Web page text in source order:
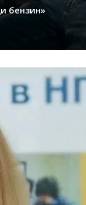
бензин»